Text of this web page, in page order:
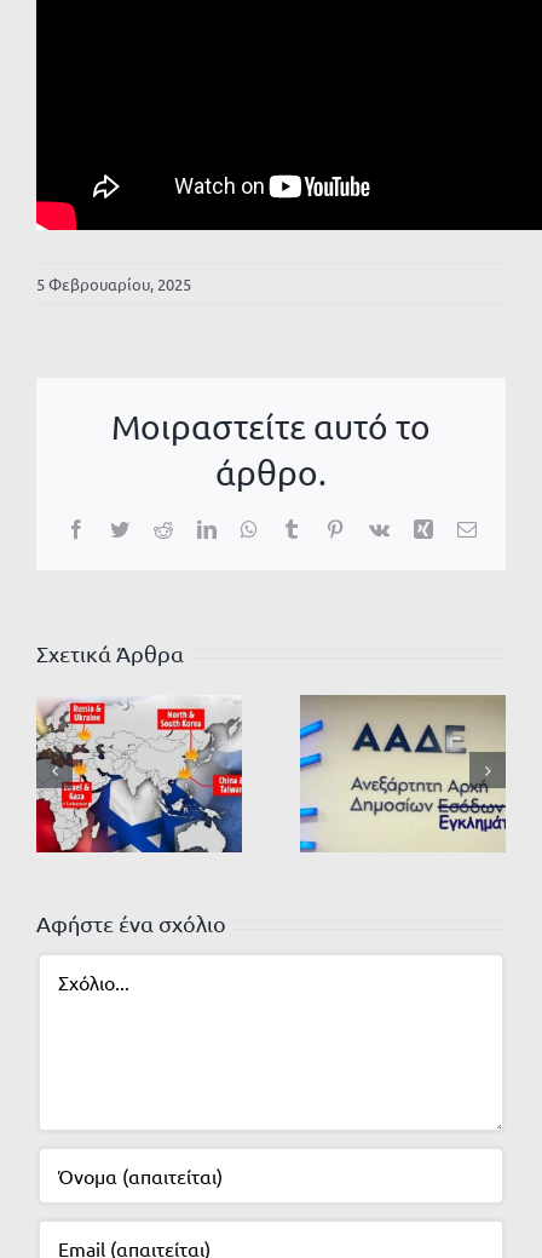
5 Φεβρουαρίου, 2025
Μοιραστείτε αυτό το
άρθρο.
Facebook
TwitterRedditLinkedInWhatsApp
TumblrPinterest
Vk Xing Email
Σχετικά Άρθρα
Αφήστε ένα σχόλιο